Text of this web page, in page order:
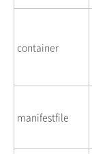
container
manifestfile